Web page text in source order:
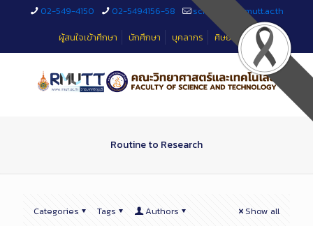
02-549-4150 02-5494156-58
sciteched@rmutt.ac.th
ผู้สนใจเข้าศึกษา
นักศึกษา บุคลากร ศิษย์เก่า
Routine to Research
Categories Tags Authors Show all